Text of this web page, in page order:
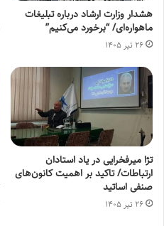
هشدار وزارت ارشاد درباره تبلیغات
ماهواره‌ای/ “برخورد می‌کنیم”
۲۶ تیر ۱۴۰۵
تژا میرفخرایی در یاد استادان
ارتباطات/ تاکید بر اهمیت کانون‌های
صنفی اساتید
۲۶ تیر ۱۴۰۵